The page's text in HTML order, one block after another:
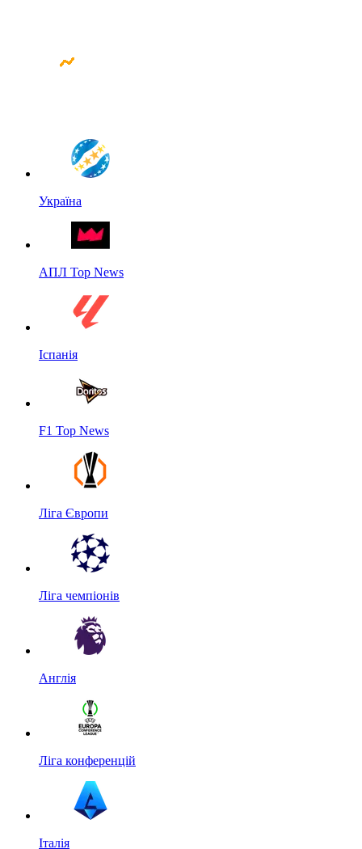
Україна
АПЛ Top News
Іспанія
F1 Top News
Ліга Європи
Ліга чемпіонів
Англія
Ліга конференцій
Італія